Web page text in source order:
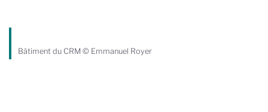
Bâtiment du CRM © Emmanuel Royer